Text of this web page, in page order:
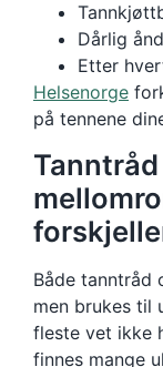
Dårlig
Etter
Helsenorge
på tennene
Både tanntråd
men brukes til
fleste vet ikke
finnes mange